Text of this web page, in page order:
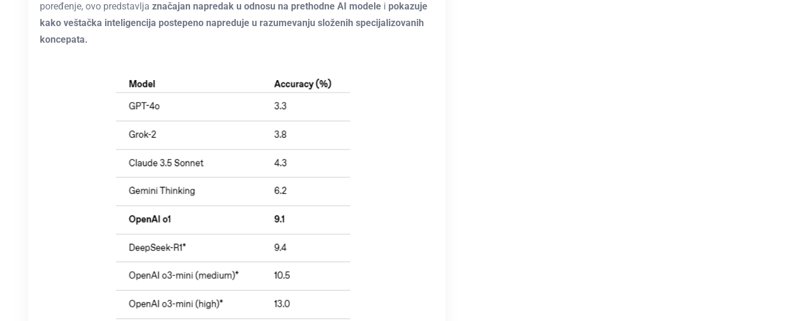
poređenje, ovo predstavlja značajan napredak u odnosu na prethodne AI modele i pokazuje
kako veštačka inteligencija postepeno napreduje u razumevanju složenih specijalizovanih
koncepata.